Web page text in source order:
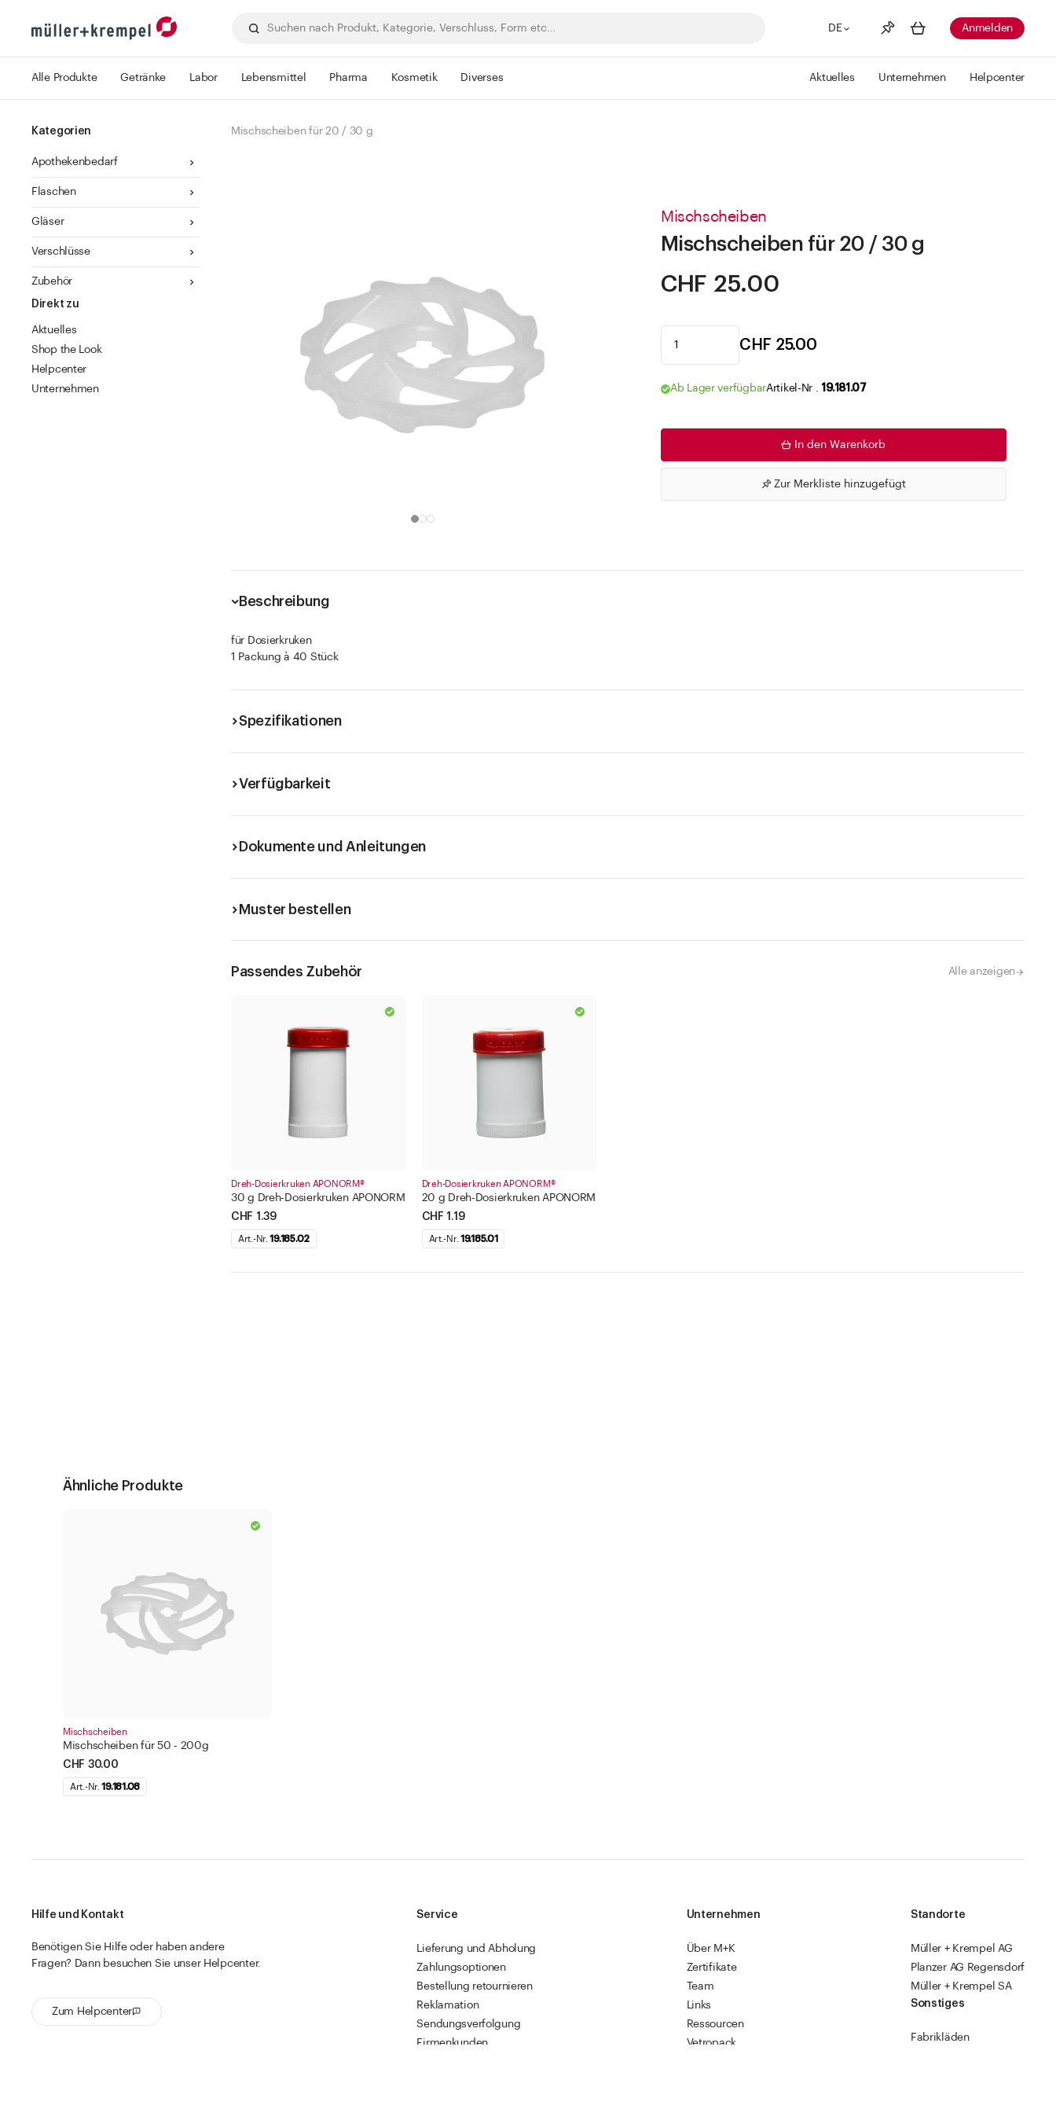
DE
Merkliste Mehr anzeigen
Anmelden
Alle Produkte Getränke Labor Lebensmittel Pharma Kosmetik Diverses Aktuelles Unternehmen Helpcenter
Kategorien
Apothekenbedarf
Flaschen
Gläser
Verschlüsse
Zubehör
Direkt zu
Aktuelles
Shop the Look
Helpcenter
Unternehmen
Mischscheiben für 20 / 30 g
Mischscheiben
Mischscheiben für 20 / 30 g
CHF 25.00
CHF 25.00
Ab Lager verfügbarArtikel-Nr . 19.181.07
In den Warenkorb
Zur Merkliste hinzugefügt
Beschreibung
für Dosierkruken
1 Packung à 40 Stück
Spezifikationen
Verfügbarkeit
Dokumente und Anleitungen
Muster bestellen
Passendes Zubehör Alle anzeigen
Dreh-Dosierkruken APONORM®
30 g Dreh-Dosierkruken APONORM
CHF 1.39
Art.-Nr.19.185.02
Dreh-Dosierkruken APONORM®
20 g Dreh-Dosierkruken APONORM
CHF 1.19
Art.-Nr. 19.185.01
Ähnliche Produkte
Mischscheiben
Mischscheiben für 50 - 200g
CHF 30.00
Art.-Nr.19.181.08
Hilfe und Kontakt
Benötigen Sie Hilfe oder haben andere
Fragen? Dann besuchen Sie unser Helpcenter.
Zum Helpcenter
Service
Lieferung und Abholung
Zahlungsoptionen
Bestellung retournieren
Reklamation
Sendungsverfolgung
Firmenkunden
Unternehmen
Über M+K
Zertifikate
Team
Links
Ressourcen
Vetropack
Standorte
Müller + Krempel AG
Planzer AG Regensdorf
Müller + Krempel SA
Sonstiges
Fabrikläden